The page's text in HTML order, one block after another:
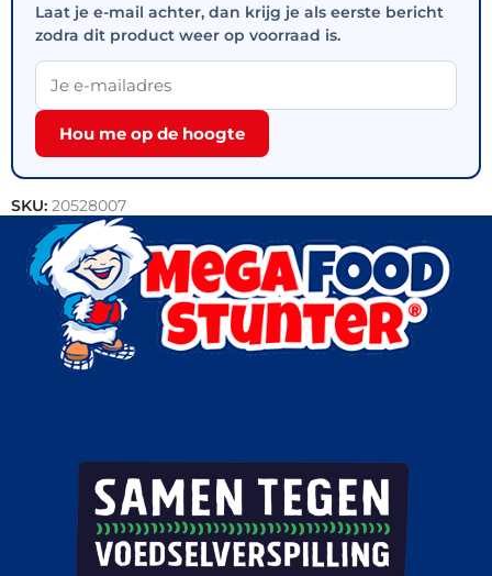
Laat je e-mail achter, dan krijg je als eerste bericht
zodra dit product weer op voorraad is.
Hou me op de hoogte
SKU: 20528007
Categorieën:Horeca groothandel